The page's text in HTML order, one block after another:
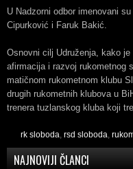
U Nadzorni odbor imenovani
Cipurković i Faruk Bakić.
Osnovni cilj Udruženja, kako
afirmacija i razvoj rukometnog
matičnom rukometnom klubu
drugih rukometnih klubova u
trenera tuzlanskog kluba koji
rk sloboda rsd sloboda
NAJNOVIJI ČLANCI